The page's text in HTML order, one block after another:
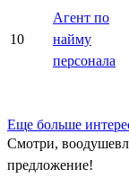
10
Агент по
найму
персонала
Еще больше
Смотри,
предложение!